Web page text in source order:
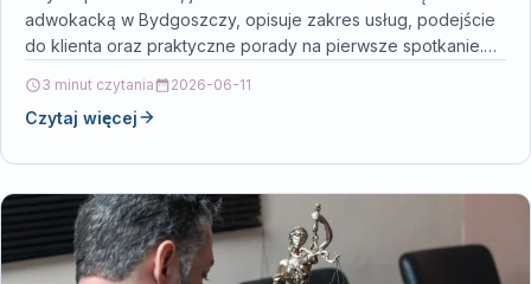
adwokacką w Bydgoszczy, opisuje zakres usług, podejście
do klienta oraz praktyczne porady na pierwsze spotkanie.
3 minut czytania 2026-06-11
Czytaj więcej